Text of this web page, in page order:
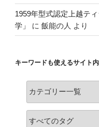
1959年型式認定上越テ
学」
に 飯能の人 より
キーワードも使えるサイト